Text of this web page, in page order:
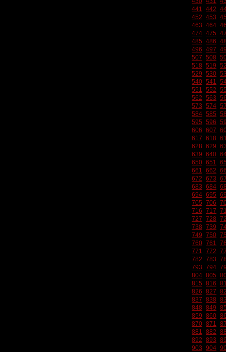
441 442
452 453
463 464
474 475
485 486
496 497
507 508
518 519
529 530
540 541
551 552
562 563
573 574
584 585
595 596
606 607
617 618
628 629
639 640
650 651
661 662
672 673
683 684
694 695
705 706
716 717
727 728
738 739
749 750
760 761
771 772
782 783
793 794
804 805
815 816
826 827
837 838
848 849
859 860
870 871
881 882
892 893
903 904